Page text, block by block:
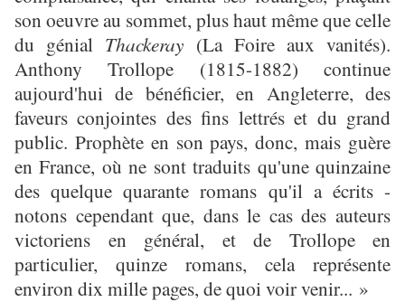
son oeuvre au sommet, plus haut même que celle
du génial Thackeray (La Foire aux vanités).
Anthony Trollope (1815-1882) continue
aujourd'hui de bénéficier, en Angleterre, des
faveurs conjointes des fins lettrés et du grand
public. Prophète en son pays, donc, mais guère
en France, où ne sont traduits qu'une quinzaine
des quelque quarante romans qu'il a écrits -
notons cependant que, dans le cas des auteurs
victoriens en général, et de Trollope en
particulier, quinze romans, cela représente
environ dix mille pages, de quoi voir venir... »